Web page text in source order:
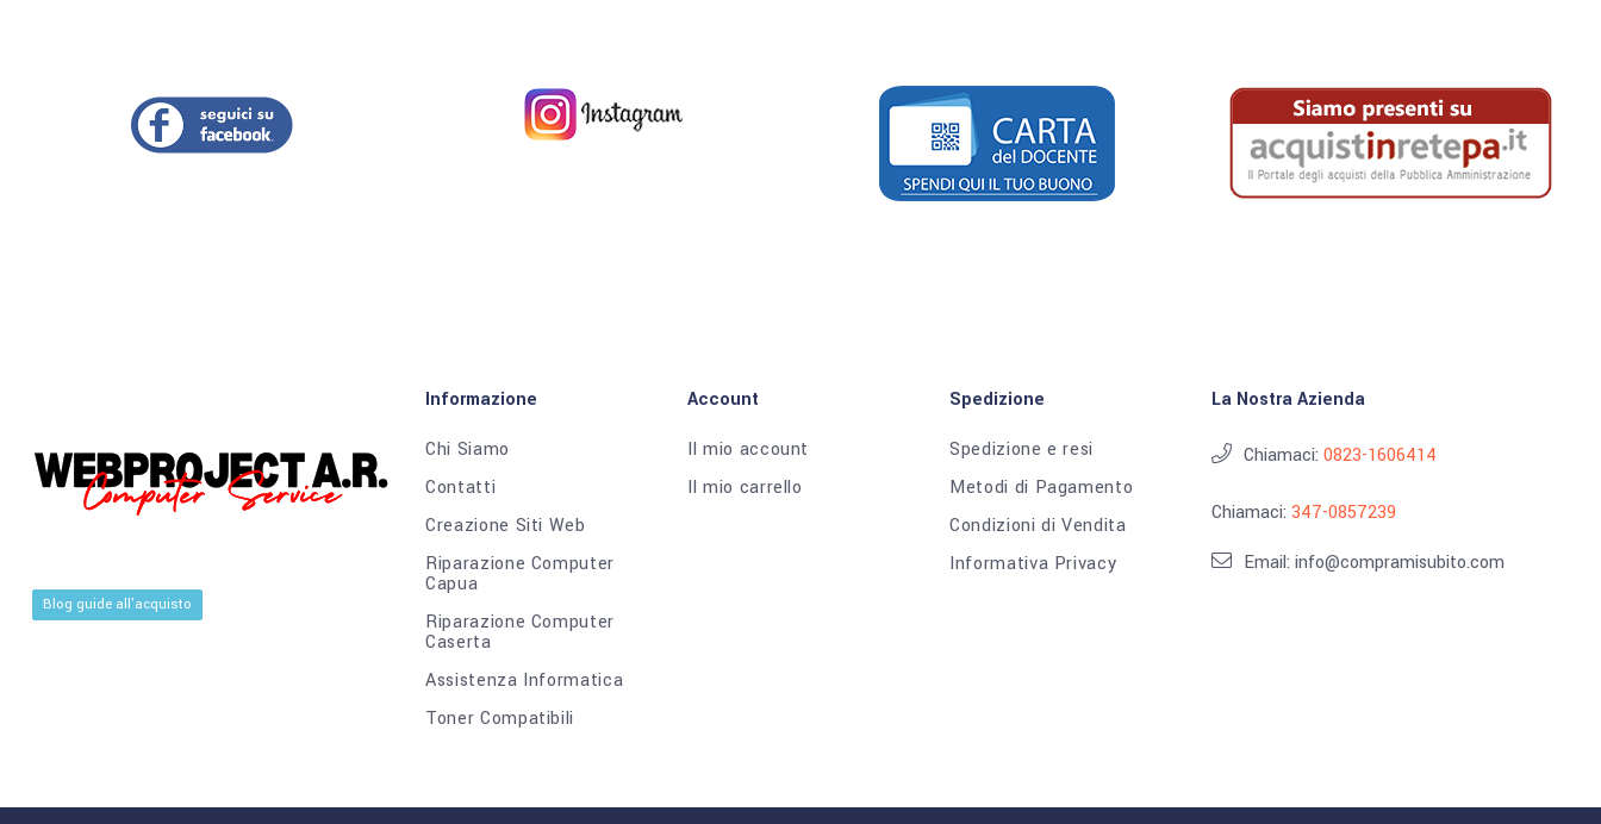
Blog guide all'acquisto
Informazione
Chi Siamo
Contatti
Creazione Siti Web
Riparazione Computer
Capua
Riparazione Computer
Caserta
Assistenza Informatica
Toner Compatibili
Account
Il mio account
Il mio carrello
Spedizione
Spedizione e resi
Metodi di Pagamento
Condizioni di Vendita
Informativa Privacy
La Nostra Azienda
Chiamaci: 0823-1606414
Chiamaci: 347-0857239
Email: info@compramisubito.com